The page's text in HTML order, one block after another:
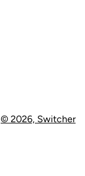
© 2026, Switcher